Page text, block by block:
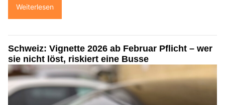
Weiterlesen
Schweiz: Vignette 2026 ab Februar Pflicht – wer
sie nicht löst, riskiert eine Busse